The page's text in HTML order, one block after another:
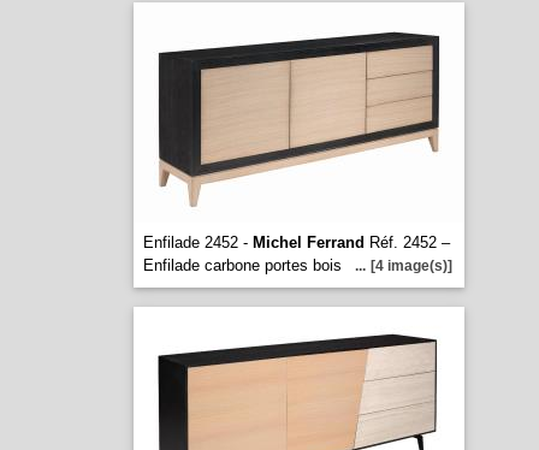
Enfilade 2452 - Michel Ferrand Réf. 2452 –
Enfilade carbone portes bois
... [4 image(s)]